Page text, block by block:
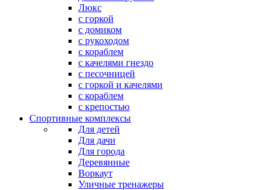
Люкс
с горкой
с домиком
с рукоходом
с кораблем
с качелями гнездо
с песочницей
с горкой и качелями
с кораблем
с крепостью
Спортивные комплексы
Для детей
Для дачи
Для города
Деревянные
Воркаут
Уличные тренажеры